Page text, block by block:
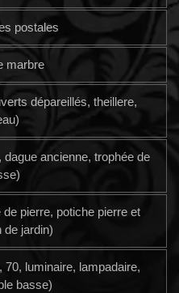
postales
marbre
dépareillés, theillere,
ancienne, trophée de
pierre, potiche pierre et
de jardin)
70, luminaire, lampadaire,
basse)